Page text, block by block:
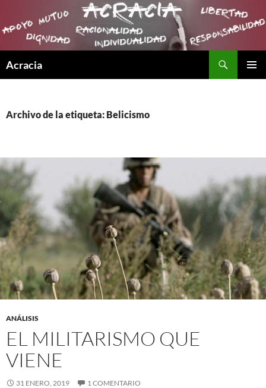
Acracia
Archivo de la etiqueta: Belicismo
ANÁLISIS
EL MILITARISMO QUE
VIENE
31 ENERO, 2019 1 COMENTARIO